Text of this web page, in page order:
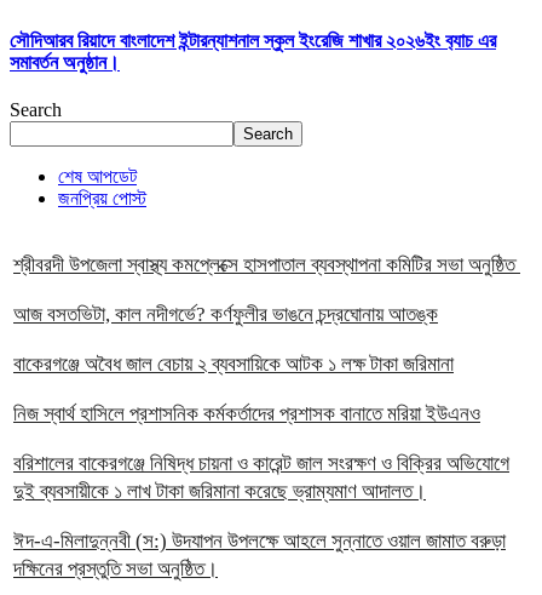
সৌদিআরব রিয়াদে বাংলাদেশ ইন্টারন্যাশনাল স্কুল ইংরেজি শাখার ২০২৬ইং ব‍্যাচ এর
সমাবর্তন অনুষ্ঠান।
Search
Search
শেষ আপডেট
জনপ্রিয় পোস্ট
শ্রীবরদী উপজেলা স্বাস্থ্য কমপ্লেক্সে হাসপাতাল ব্যবস্থাপনা কমিটির সভা অনুষ্ঠিত
আজ বসতভিটা, কাল নদীগর্ভে? কর্ণফুলীর ভাঙনে চন্দ্রঘোনায় আতঙ্ক
বাকেরগঞ্জে অবৈধ জাল বেচায় ২ ব্যবসায়িকে আটক ১ লক্ষ টাকা জরিমানা
নিজ স্বার্থ হাসিলে প্রশাসনিক কর্মকর্তাদের প্রশাসক বানাতে মরিয়া ইউএনও
বরিশালের বাকেরগঞ্জে নিষিদ্ধ চায়না ও কারেন্ট জাল সংরক্ষণ ও বিক্রির অভিযোগে
দুই ব্যবসায়ীকে ১ লাখ টাকা জরিমানা করেছে ভ্রাম্যমাণ আদালত।
ঈদ-এ-মিলাদুন্নবী (স:) উদযাপন উপলক্ষে আহলে সুন্নাতে ওয়াল জামাত বরুড়া
দক্ষিনের প্রস্তুতি সভা অনুষ্ঠিত।